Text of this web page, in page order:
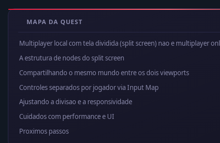
MAPA DA QUEST
Multiplayer local com tela dividida (split screen) nao e multiplayer
A estrutura de nodes do split screen
Compartilhando o mesmo mundo entre os dois viewports
Controles separados por jogador via Input Map
Ajustando a divisao e a responsividade
Cuidados com performance e UI
Proximos passos